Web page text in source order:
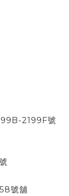
2199F號
號舖